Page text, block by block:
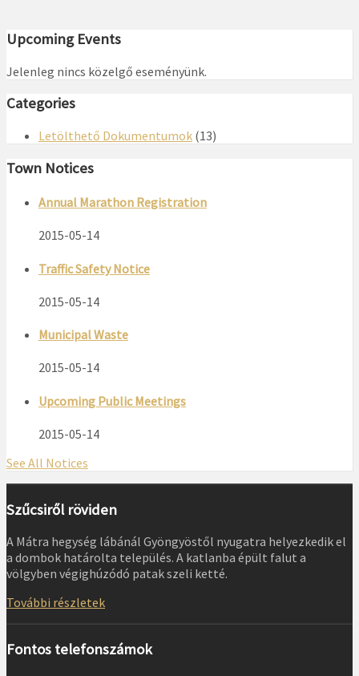
Upcoming Events
Jelenleg nincs közelgő eseményünk.
Categories
Letölthető Dokumentumok (13)
Town Notices
Annual Marathon Registration
2015-05-14
Traffic Safety Notice
2015-05-14
Municipal Waste
2015-05-14
Upcoming Public Meetings
2015-05-14
See All Notices
Szűcsiről röviden
A Mátra hegység lábánál Gyöngyöstől nyugatra helyezkedik el
a dombok határolta település. A katlanba épült falut a
völgyben végighúzódó patak szeli ketté.
További részletek
Fontos telefonszámok